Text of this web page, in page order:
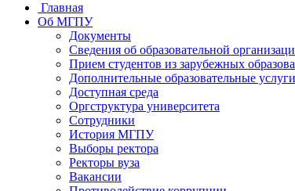
Главная
Об МГПУ
Документы
Сведения об образовательной
Прием студентов из зарубежных
Дополнительные образовательные услуги
Доступная среда
Оргструктура университета
Сотрудники
История МГПУ
Выборы ректора
Ректоры вуза
Вакансии